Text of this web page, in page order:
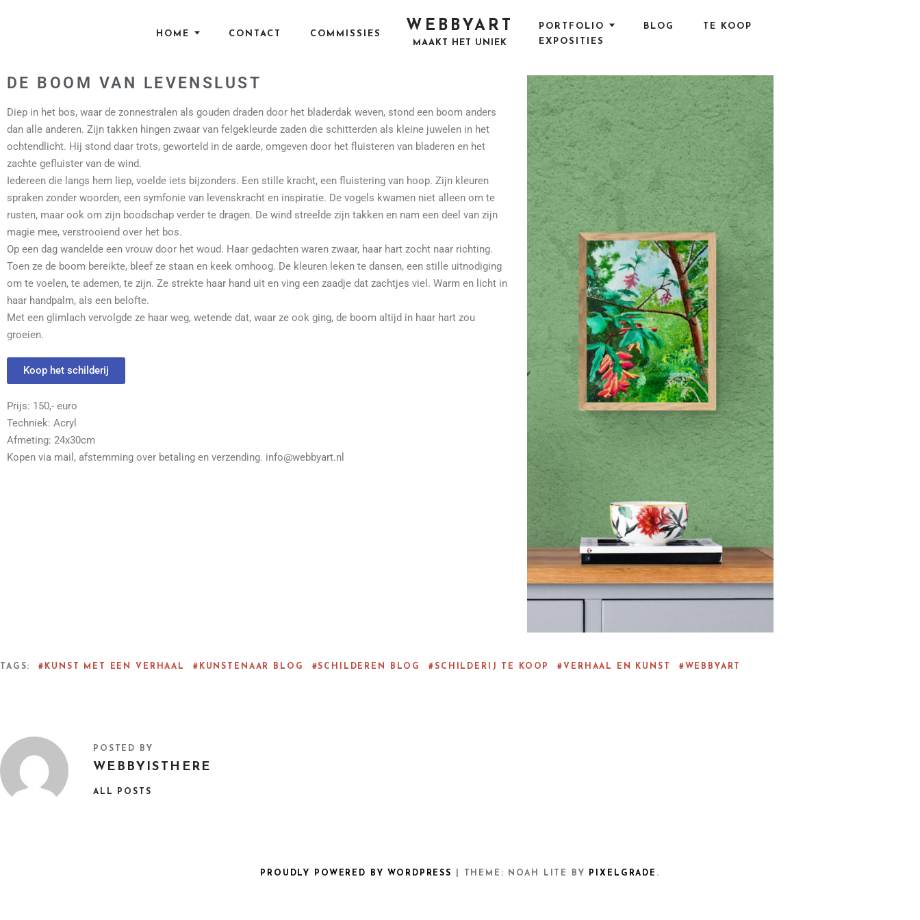
HOME CONTACT COMMISSIES WEBBYART
MAAKT HET UNIEK
PORTFOLIO BLOG
TE KOOP
EXPOSITIES
DE BOOM VAN LEVENSLUST
Diep in het bos, waar de zonnestralen als gouden draden door het bladerdak weven, stond een boom anders
dan alle anderen. Zijn takken hingen zwaar van felgekleurde zaden die schitterden als kleine juwelen in het
ochtendlicht. Hij stond daar trots, geworteld in de aarde, omgeven door het fluisteren van bladeren en het
zachte gefluister van de wind.
Iedereen die langs hem liep, voelde iets bijzonders. Een stille kracht, een fluistering van hoop. Zijn kleuren
spraken zonder woorden, een symfonie van levenskracht en inspiratie. De vogels kwamen niet alleen om te
rusten, maar ook om zijn boodschap verder te dragen. De wind streelde zijn takken en nam een deel van zijn
magie mee, verstrooiend over het bos.
Op een dag wandelde een vrouw door het woud. Haar gedachten waren zwaar, haar hart zocht naar richting.
Toen ze de boom bereikte, bleef ze staan en keek omhoog. De kleuren leken te dansen, een stille uitnodiging
om te voelen, te ademen, te zijn. Ze strekte haar hand uit en ving een zaadje dat zachtjes viel. Warm en licht in
haar handpalm, als een belofte.
Met een glimlach vervolgde ze haar weg, wetende dat, waar ze ook ging, de boom altijd in haar hart zou
groeien.
Koop het schilderij
Prijs: 150,- euro
Techniek: Acryl
Afmeting: 24x30cm
Kopen via mail, afstemming over betaling en verzending. info@webbyart.nl
TAGS KUNST MET EEN VERHAAL KUNSTENAAR BLOG SCHILDEREN BLOG SCHILDERIJ TE KOOP VERHAAL EN KUNST WEBBYART
POSTED BY
WEBBYISTHERE
ALL POSTS
PROUDLY POWERED BY WORDPRESS THEME: NOAH LITE BY PIXELGRADE .